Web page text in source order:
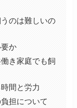
のは難しいの
か
き家庭でも飼
間と労力
担について